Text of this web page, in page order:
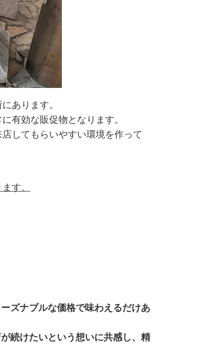
あります。
有効な販促物となります。
してもらいやすい環境を作って
す。
ズナブルな価格で味わえるだけあ
続けたいという想いに共感し、精